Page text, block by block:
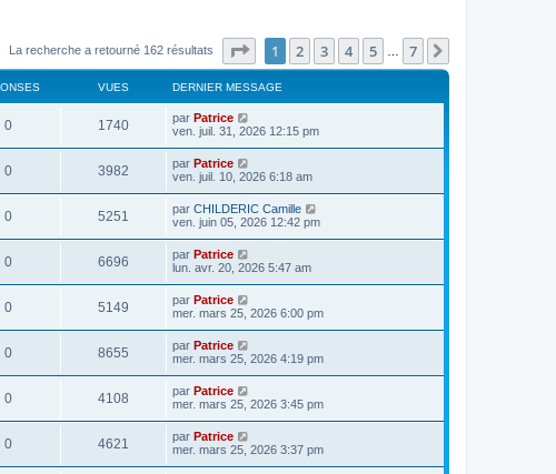
La recherche a retourné 162 résultats Page sur7
1 2 3 4 5 7
VUES DERNIER MESSAGE
0 1740 par Patrice
ven. juil. 31, 2026 12:15 pm
0 3982 par Patrice
ven. juil. 10, 2026 6:18 am
0 5251 par CHILDERIC Camille
ven. juin 05, 2026 12:42 pm
0 6696 par Patrice
lun. avr. 20, 2026 5:47 am
0 5149 par Patrice
mer. mars 25, 2026 6:00 pm
0 8655 par Patrice
mer. mars 25, 2026 4:19 pm
0 4108 par Patrice
mer. mars 25, 2026 3:45 pm
0 4621 par Patrice
mer. mars 25, 2026 3:37 pm